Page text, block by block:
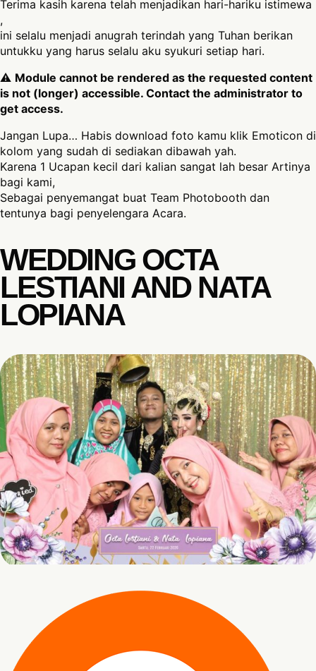
Terima kasih karena telah menjadikan hari-hariku istimewa
,
ini selalu menjadi anugrah terindah yang Tuhan berikan
untukku yang harus selalu aku syukuri setiap hari.
⚠ Module cannot be rendered as the requested content
is not (longer) accessible. Contact the administrator to
get access.
Jangan Lupa… Habis download foto kamu klik Emoticon di
kolom yang sudah di sediakan dibawah yah.
Karena 1 Ucapan kecil dari kalian sangat lah besar Artinya
bagi kami,
Sebagai penyemangat buat Team Photobooth dan
tentunya bagi penyelengara Acara.
WEDDING OCTA
LESTIANI AND NATA
LOPIANA